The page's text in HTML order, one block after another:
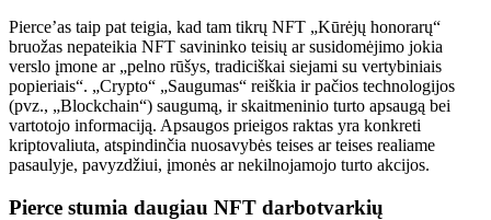
Pierce’as taip pat teigia, kad tam tikrų NFT „Kūrėjų honorarų“
bruožas nepateikia NFT savininko teisių ar susidomėjimo jokia
verslo įmone ar „pelno rūšys, tradiciškai siejami su vertybiniais
popieriais“. „Crypto“ „Saugumas“ reiškia ir pačios technologijos
(pvz., „Blockchain“) saugumą, ir skaitmeninio turto apsaugą bei
vartotojo informaciją. Apsaugos prieigos raktas yra konkreti
kriptovaliuta, atspindinčia nuosavybės teises ar teises realiame
pasaulyje, pavyzdžiui, įmonės ar nekilnojamojo turto akcijos.
Pierce stumia daugiau NFT darbotvarkių